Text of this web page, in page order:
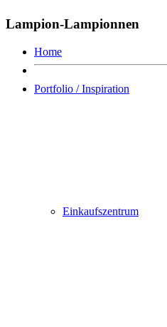
Lampion-Lampionnen
Home
Portfolio / Inspiration
Einkaufszentrum